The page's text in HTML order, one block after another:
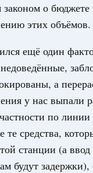
законом о
этих объёмов.
ещё один
а
у нас выпали
по
те средства,
станции (а
будут